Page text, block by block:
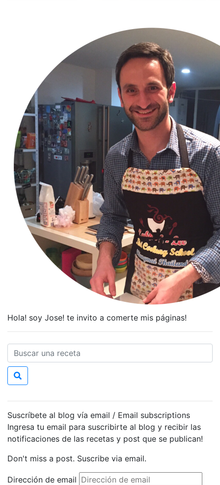
Hola! soy Jose! te invito a comerte mis páginas!
Suscríbete al blog vía email / Email subscriptions
Ingresa tu email para suscribirte al blog y recibir las
notificaciones de las recetas y post que se publican!
Don't miss a post. Suscribe via email.
Dirección de email